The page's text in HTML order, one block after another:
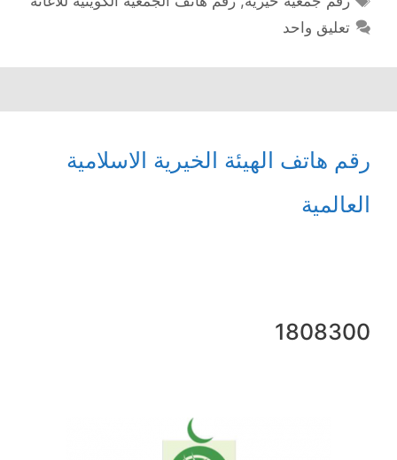
تعليق واحد
رقم هاتف الهيئة الخيرية الاسلامية
العالمية
1808300